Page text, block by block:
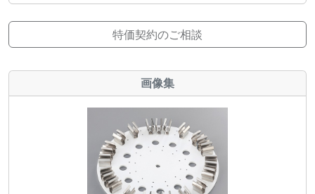
特価契約のご相談
画像集